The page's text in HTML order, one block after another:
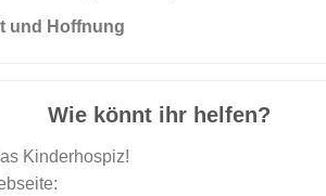
und Hoffnung
Wie könnt ihr helfen?
Kinderhospiz!